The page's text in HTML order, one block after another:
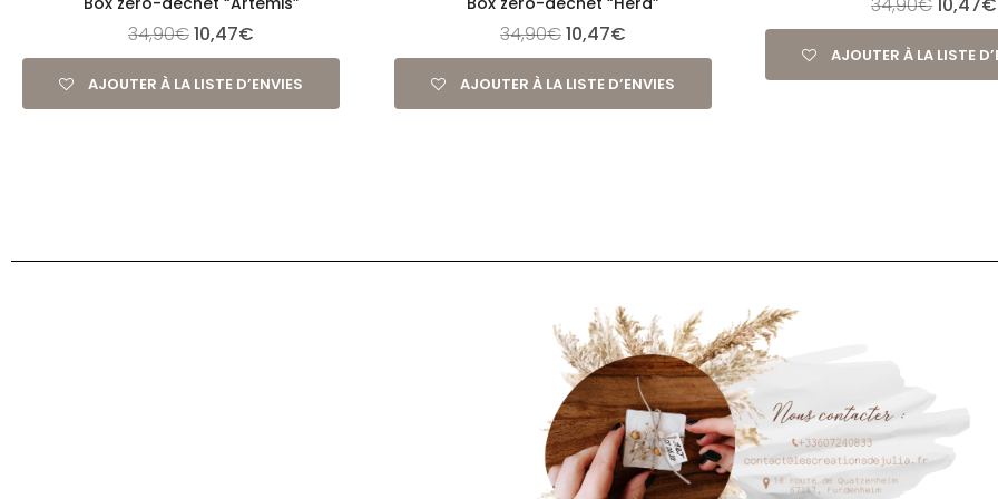
34,90€10,47€
AJOUTER À LA LISTE D’ENVIES
34,90€10,47€
AJOUTER À LA LISTE D’ENVIES
AJOUTER À LA LISTE